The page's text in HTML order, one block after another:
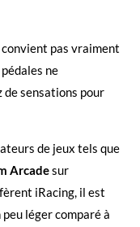
convient pas vraiment
ne
sensations pour
de jeux tels que
Arcadesur
iRacing, il est
léger comparé à